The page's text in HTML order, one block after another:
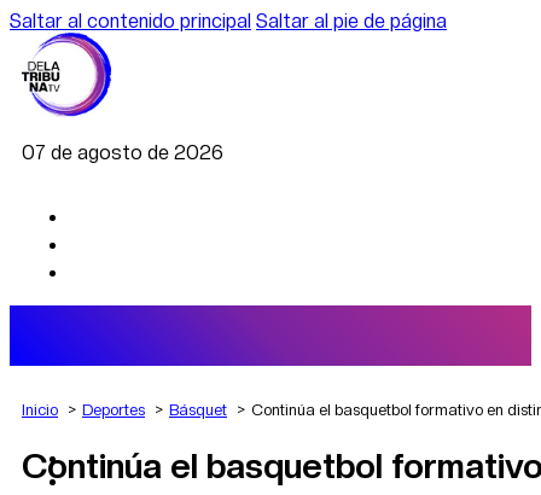
Saltar al contenido principal Saltar al pie de página
07 de agosto de 2026
AGRO
DEPORTES
Inicio Deportes Básquet Continúa el basquetbol formativo en
Continúa el basquetbol